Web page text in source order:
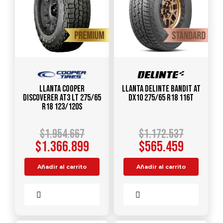
Llanta COOPER
Discoverer AT3 LT 275/65
R18 123/120S
$1.954.667
$1.366.899
Añadir al carrito
Llanta DELINTE Bandit AT
DX10 275/65 R18 116T
$1.172.537
$565.459
Añadir al carrito